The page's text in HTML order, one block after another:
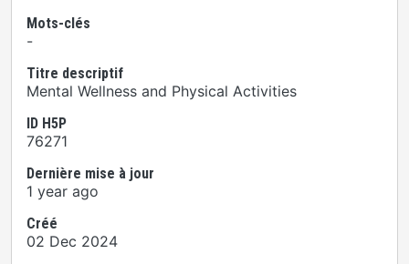
Mots-clés
-
Titre descriptif
Mental Wellness and Physical Activities
ID H5P
76271
Dernière mise à jour
1 year ago
Créé
02 Dec 2024